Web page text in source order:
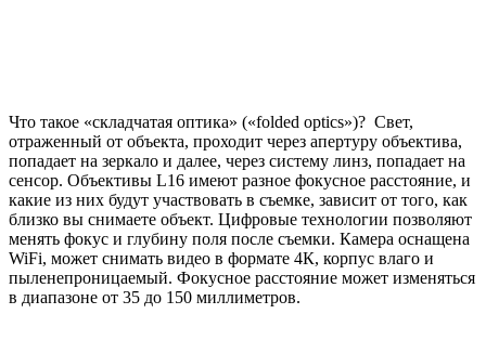
Что такое «складчатая оптика» («folded optics»)? Свет,
отраженный от объекта, проходит через апертуру объектива,
попадает на зеркало и далее, через систему линз, попадает на
сенсор. Объективы L16 имеют разное фокусное расстояние, и
какие из них будут участвовать в съемке, зависит от того, как
близко вы снимаете объект. Цифровые технологии позволяют
менять фокус и глубину поля после съемки. Камера оснащена
WiFi, может снимать видео в формате 4К, корпус влаго и
пыленепроницаемый. Фокусное расстояние может изменяться
в диапазоне от 35 до 150 миллиметров.